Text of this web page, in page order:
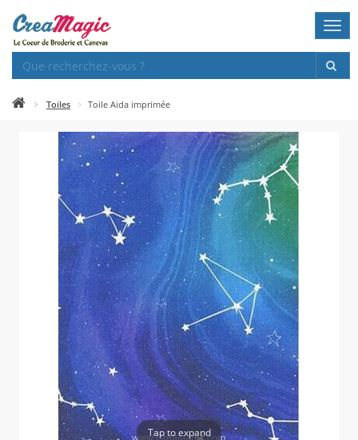
Toiles Toile Aida imprimée
Tap to expand